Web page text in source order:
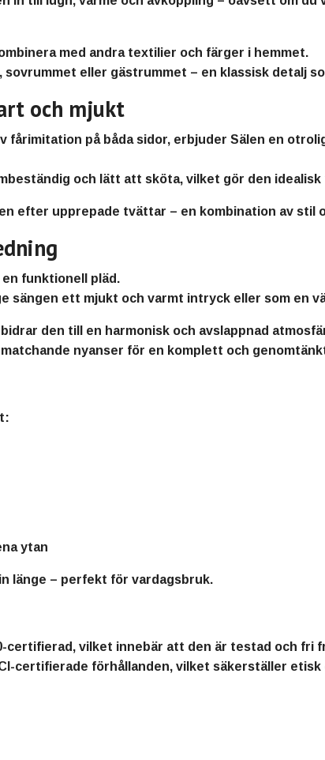
med andra textilier och färger i hemmet.
eller gästrummet – en klassisk detalj
och mjukt
fårimitation på båda sidor, erbjuder Sälen en
och lätt att sköta, vilket gör den
efter upprepade tvättar – en kombination av stil
funktionell pläd .
sängen ett mjukt och varmt intryck eller som en
bidrar den till en harmonisk och avslappnad
nyanser för en komplett och
ytan
länge – perfekt för vardagsbruk.
certifierad , vilket innebär att den är testad och fri
certifierade förhållanden, vilket säkerställer